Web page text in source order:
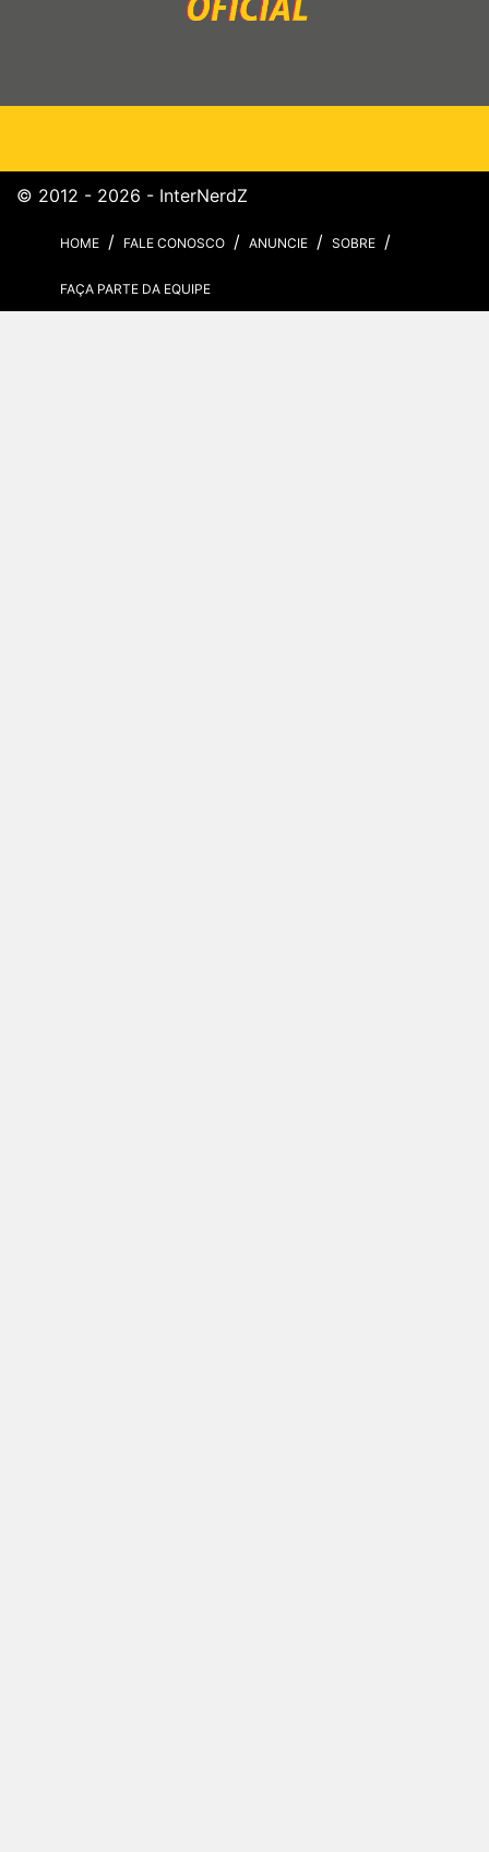
© 2012 - 2026 - InterNerdZ
HOME FALE CONOSCO ANUNCIE SOBRE
FAÇA PARTE DA EQUIPE